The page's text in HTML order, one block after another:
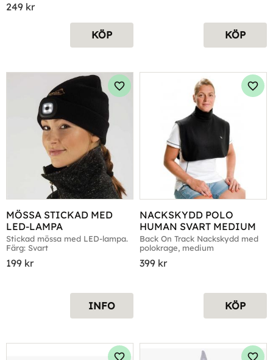
249 kr
KÖP KÖP
MÖSSA STICKAD MED
LED-LAMPA
Stickad mössa med LED-lampa.
Färg: Svart
199 kr
Lägg till i favoriter
INFO
NACKSKYDD POLO
HUMAN SVART MEDIUM
Back On Track Nackskydd med
polokrage, medium
399 kr
KÖP